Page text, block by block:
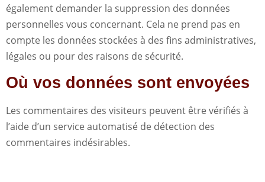
également demander la suppression des données
personnelles vous concernant. Cela ne prend pas en
compte les données stockées à des fins administratives,
légales ou pour des raisons de sécurité.
Où vos données sont envoyées
Les commentaires des visiteurs peuvent être vérifiés à
l’aide d’un service automatisé de détection des
commentaires indésirables.